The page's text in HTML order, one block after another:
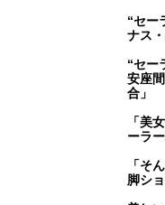
“セー
ナス
“セー
安座
合」
「美
ーラ
「そ
脚シ